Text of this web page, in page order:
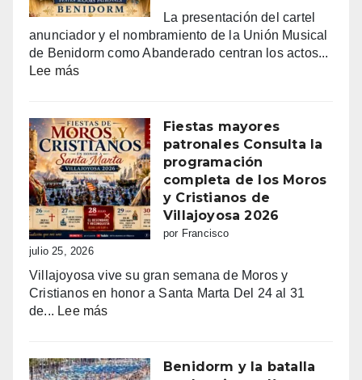
La presentación del cartel
anunciador y el nombramiento de la Unión Musical
de Benidorm como Abanderado centran los actos...
Lee más:
con
Sant
Jaume:
un
día
grande
de
fe,
y
emoción
Fiestas mayores
patronales Consulta la
programación
completa de los Moros
y Cristianos de
Villajoyosa 2026
por Francisco
julio 25, 2026
Villajoyosa vive su gran semana de Moros y
Cristianos en honor a Santa Marta Del 24 al 31
de... Lee más:
patronalesBenidorm y la batalla